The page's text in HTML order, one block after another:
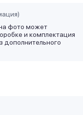
фото может
и комплектация
дополнительного